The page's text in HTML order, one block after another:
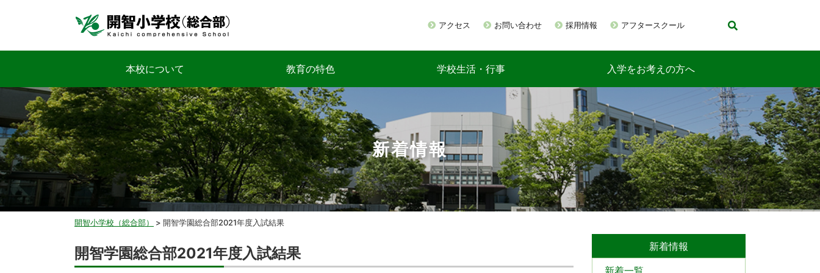
アクセス お問い合わせ 採用情報 アフタースクール
本校について 教育の特色 学校生活・行事 入学をお考えの方へ
新着情報
開智小学校（総合部） > 開智学園総合部2021年度入試結果
新着情報
新着一覧
開智学園総合部2021年度入試結果